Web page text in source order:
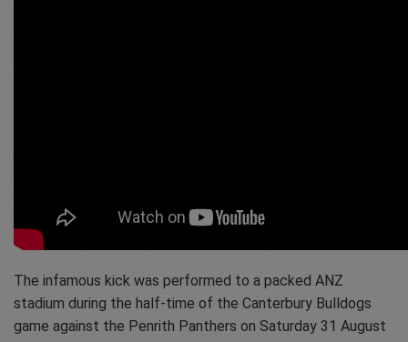
The infamous kick was performed to a packed ANZ
stadium during the half-time of the Canterbury Bulldogs
game against the Penrith Panthers on Saturday 31 August